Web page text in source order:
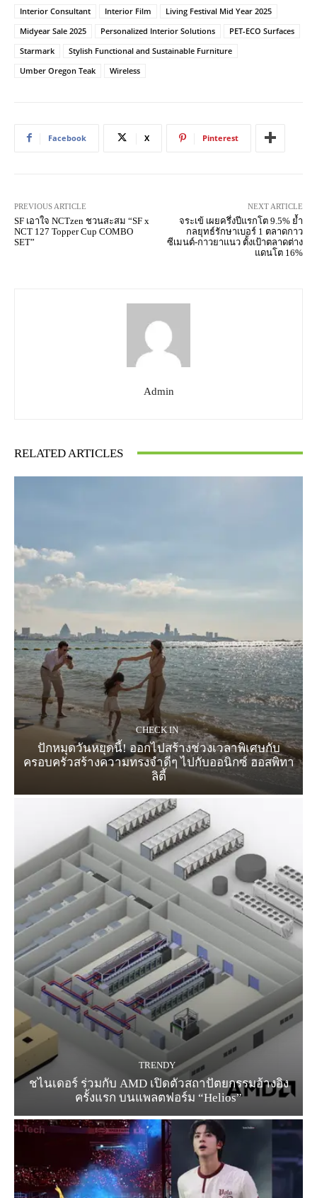
Interior Consultant Interior Film
Living Festival Mid Year 2025
Midyear Sale 2025
Personalized Interior Solutions
PET-ECO Surfaces
Starmark
Stylish Functional and Sustainable Furniture
Umber Oregon Teak
Wireless
Facebook X Pinterest
PREVIOUS ARTICLE
SF เอาใจ NCTzen ชวนสะสม “SF x
NCT 127 Topper Cup COMBO
SET”
NEXT ARTICLE
จระเข้ เผยครึ่งปีแรกโต 9.5% ย้ำ
กลยุทธ์รักษาเบอร์ 1 ตลาดกาว
ซีเมนต์-กาวยาแนว ตั้งเป้าตลาดต่าง
แดนโต 16%
Admin
RELATED ARTICLES
CHECK IN
ปักหมุดวันหยุดนี้! ออกไปสร้างช่วงเวลาพิเศษกับ
ครอบครัวสร้างความทรงจำดีๆ ไปกับออนิกซ์ ฮอสพิทา
ลิตี้
TRENDY
ชไนเดอร์ ร่วมกับ AMD เปิดตัวสถาปัตยกรรมอ้างอิง
ครั้งแรก บนแพลตฟอร์ม “Helios”